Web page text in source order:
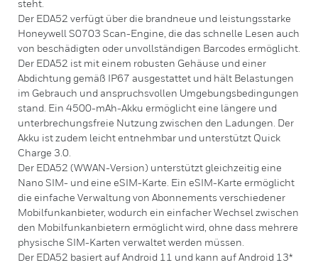
steht.
Der EDA52 verfügt über die brandneue und leistungsstarke
Honeywell S0703 Scan-Engine, die das schnelle Lesen auch
von beschädigten oder unvollständigen Barcodes ermöglicht.
Der EDA52 ist mit einem robusten Gehäuse und einer
Abdichtung gemäß IP67 ausgestattet und hält Belastungen
im Gebrauch und anspruchsvollen Umgebungsbedingungen
stand. Ein 4500-mAh-Akku ermöglicht eine längere und
unterbrechungsfreie Nutzung zwischen den Ladungen. Der
Akku ist zudem leicht entnehmbar und unterstützt Quick
Charge 3.0.
Der EDA52 (WWAN-Version) unterstützt gleichzeitig eine
Nano SIM- und eine eSIM-Karte. Ein eSIM-Karte ermöglicht
die einfache Verwaltung von Abonnements verschiedener
Mobilfunkanbieter, wodurch ein einfacher Wechsel zwischen
den Mobilfunkanbietern ermöglicht wird, ohne dass mehrere
physische SIM-Karten verwaltet werden müssen.
Der EDA52 basiert auf Android 11 und kann auf Android 13*